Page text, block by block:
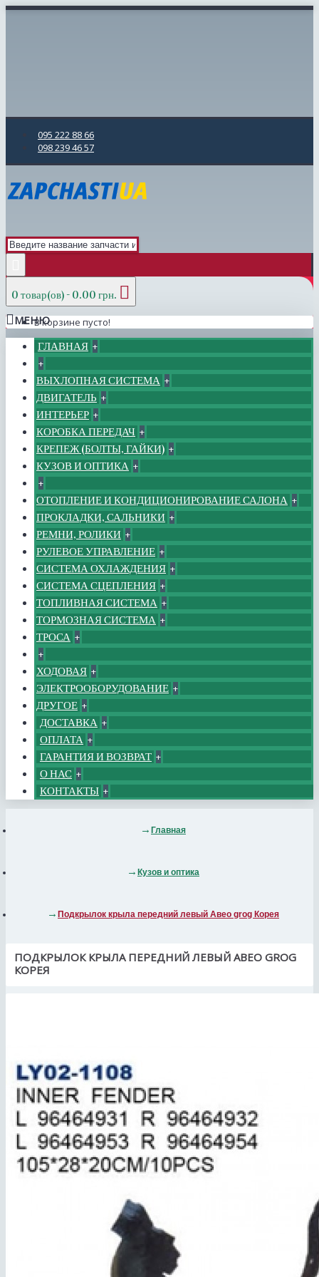
095 222 88 66
098 239 46 57
0 товар(ов) - 0.00 грн.
В корзине пусто!
МЕНЮ
ГЛАВНАЯ +
+
ВЫХЛОПНАЯ СИСТЕМА +
ДВИГАТЕЛЬ +
ИНТЕРЬЕР +
КОРОБКА ПЕРЕДАЧ +
КРЕПЕЖ (БОЛТЫ, ГАЙКИ) +
КУЗОВ И ОПТИКА +
+
ОТОПЛЕНИЕ И КОНДИЦИОНИРОВАНИЕ САЛОНА +
ПРОКЛАДКИ, САЛЬНИКИ +
РЕМНИ, РОЛИКИ +
РУЛЕВОЕ УПРАВЛЕНИЕ +
СИСТЕМА ОХЛАЖДЕНИЯ +
СИСТЕМА СЦЕПЛЕНИЯ +
ТОПЛИВНАЯ СИСТЕМА +
ТОРМОЗНАЯ СИСТЕМА +
ТРОСА +
+
ХОДОВАЯ +
ЭЛЕКТРООБОРУДОВАНИЕ +
ДРУГОЕ +
ДОСТАВКА +
ОПЛАТА +
ГАРАНТИЯ И ВОЗВРАТ +
О НАС +
КОНТАКТЫ +
Главная
Кузов и оптика
Подкрылок крыла передний левый Авео grog Корея
ПОДКРЫЛОК КРЫЛА ПЕРЕДНИЙ ЛЕВЫЙ АВЕО GROG
КОРЕЯ